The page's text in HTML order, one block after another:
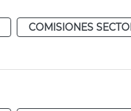
COMISIONES